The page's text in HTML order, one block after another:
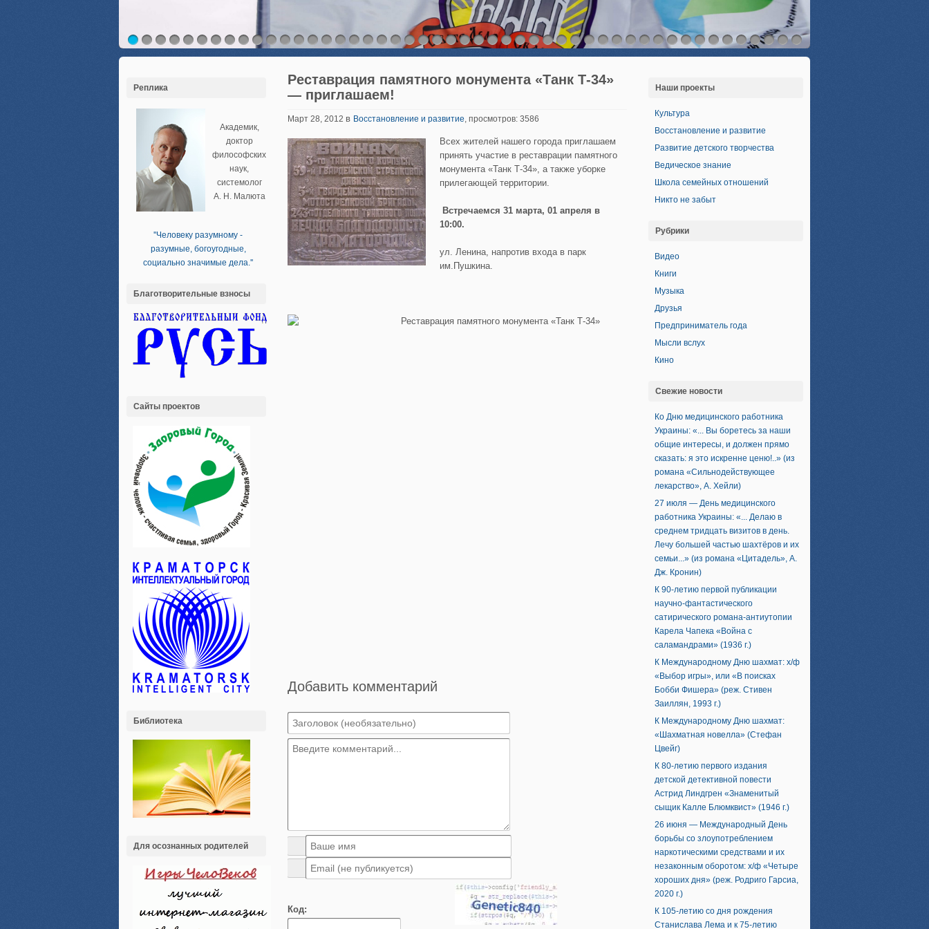
Реплика
Академик,
доктор
философских
наук,
системолог
А. Н. Малюта
''Человеку разумному -
разумные, богоугодные,
социально значимые дела.''
Благотворительные взносы
Сайты проектов
Библиотека
Для осознанных родителей
Реставрация памятного монумента «Танк Т-34»
— приглашаем!
Март 28, 2012 в Восстановление и развитие, просмотров: 3586
Всех жителей нашего города приглашаем
принять участие в реставрации памятного
монумента «Танк Т-34», а также уборке
прилегающей территории.
Встречаемся 31 марта, 01 апреля в
10:00.
ул. Ленина, напротив входа в парк
им.Пушкина.
Добавить комментарий
Код:
Наши проекты
Культура
Восстановление и развитие
Развитие детского творчества
Ведическое знание
Школа семейных отношений
Никто не забыт
Рубрики
Видео
Книги
Музыка
Друзья
Предприниматель года
Мысли вслух
Кино
Свежие новости
Ко Дню медицинского работника
Украины: «... Вы боретесь за наши
общие интересы, и должен прямо
сказать: я это искренне ценю!..» (из
романа «Сильнодействующее
лекарство», А. Хейли)
27 июля — День медицинского
работника Украины: «... Делаю в
среднем тридцать визитов в день.
Лечу большей частью шахтёров и их
семьи...» (из романа «Цитадель», А.
Дж. Кронин)
К 90-летию первой публикации
научно-фантастического
сатирического романа-антиутопии
Карела Чапека «Война с
саламандрами» (1936 г.)
К Международному Дню шахмат: х/ф
«Выбор игры», или «В поисках
Бобби Фишера» (реж. Стивен
Заиллян, 1993 г.)
К Международному Дню шахмат:
«Шахматная новелла» (Стефан
Цвейг)
К 80-летию первого издания
детской детективной повести
Астрид Линдгрен «Знаменитый
сыщик Калле Блюмквист» (1946 г.)
26 июня — Международный День
борьбы со злоупотреблением
наркотическими средствами и их
незаконным оборотом: х/ф «Четыре
хороших дня» (реж. Родриго Гарсиа,
2020 г.)
К 105-летию со дня рождения
Станислава Лема и к 75-летию